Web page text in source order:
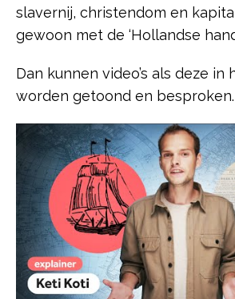
slavernij, christendom en
gewoon met de ‘Hollandse
Dan kunnen video’s als deze in
worden getoond en besproken.